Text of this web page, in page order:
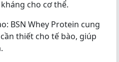
cho cơ thể.
BSN Whey Protein cung
thiết cho tế bào, giúp